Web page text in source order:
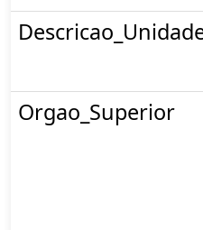
Orgao_Superior